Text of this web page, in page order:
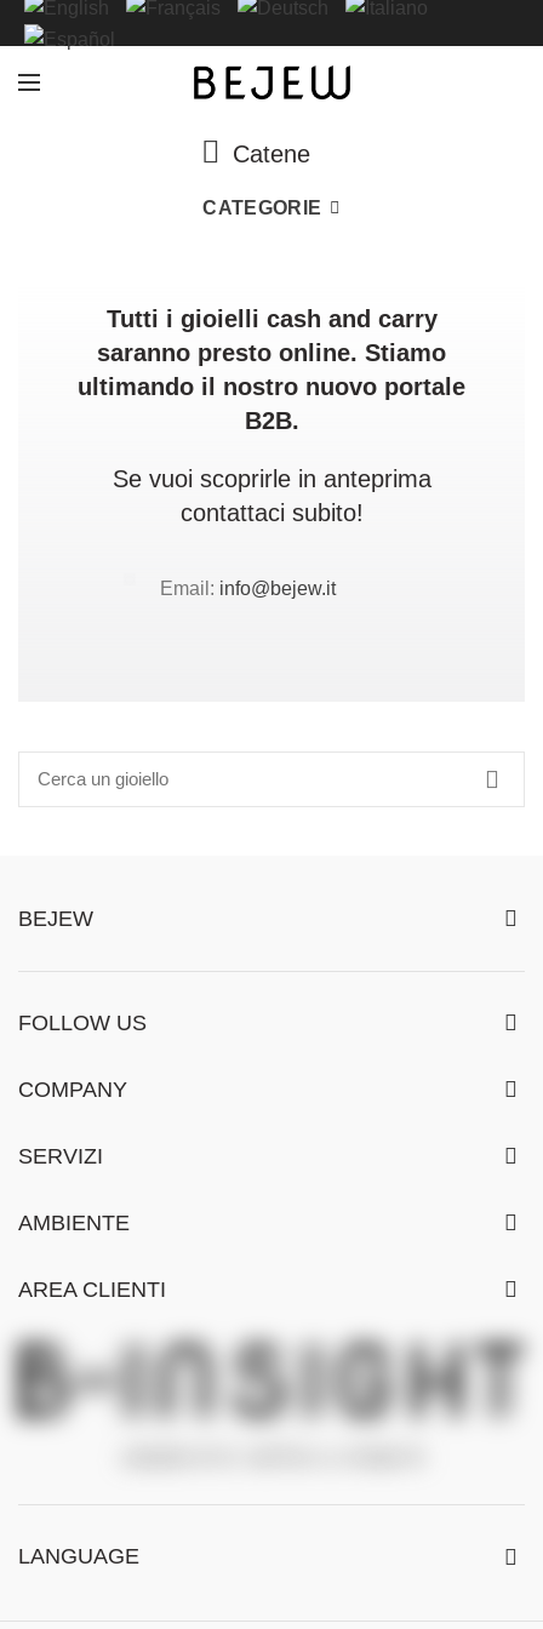
Catene
CATEGORIE
Tutti i gioielli cash and carry
saranno presto online. Stiamo
ultimando il nostro nuovo portale
B2B.
Se vuoi scoprirle in anteprima
contattaci subito!
Email: info@bejew.it
BEJEW
FOLLOW US
COMPANY
SERVIZI
AMBIENTE
AREA CLIENTI
LANGUAGE